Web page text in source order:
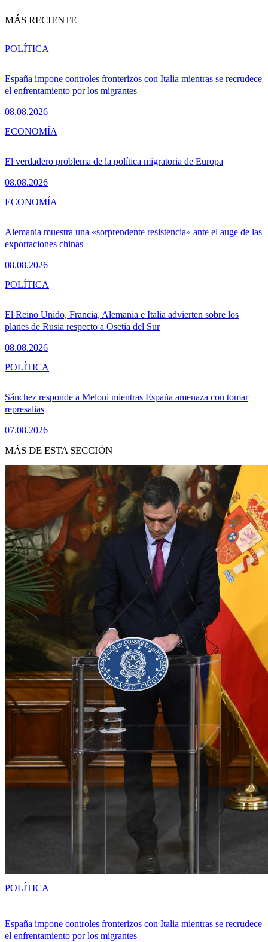
MÁS RECIENTE
España impone controles fronterizos con Italia mientras se recrudece
el enfrentamiento por los migrantes
08.08.2026
POLÍTICA
El verdadero problema de la política migratoria de Europa
08.08.2026
ECONOMÍA
Alemania muestra una «sorprendente resistencia» ante el auge de las
exportaciones chinas
08.08.2026
ECONOMÍA
El Reino Unido, Francia, Alemania e Italia advierten sobre los
planes de Rusia respecto a Osetia del Sur
08.08.2026
POLÍTICA
Sánchez responde a Meloni mientras España amenaza con tomar
represalias
07.08.2026
POLÍTICA
MÁS DE ESTA SECCIÓN
España impone controles fronterizos con Italia mientras se recrudece
el enfrentamiento por los migrantes
POLÍTICA